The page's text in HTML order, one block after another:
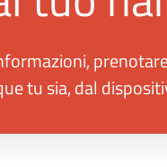
tu sia, dal